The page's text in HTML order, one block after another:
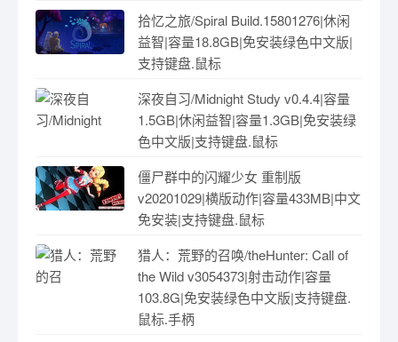
拾忆之旅/Spiral Build.15801276|休闲
益智|容量18.8GB|免安装绿色中文版|
支持键盘.鼠标
深夜自习/Midnight Study v0.4.4|容量
1.5GB|休闲益智|容量1.3GB|免安装绿
色中文版|支持键盘.鼠标
僵尸群中的闪耀少女 重制版
v20201029|横版动作|容量433MB|中文
免安装|支持键盘.鼠标
猎人：荒野的召唤/theHunter: Call of
the Wild v3054373|射击动作|容量
103.8G|免安装绿色中文版|支持键盘.
鼠标.手柄